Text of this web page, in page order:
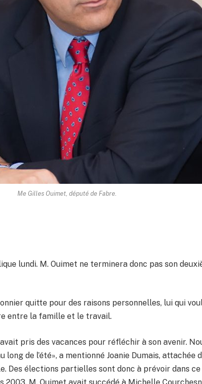
Me Gilles Ouimet, député de Fabre.
lundi. M. Ouimet ne terminera donc pas son
quitte pour des raisons personnelles, lui qui
entre la famille et le travail.
pris des vacances pour réfléchir à son avenir.
de l’été», a mentionné Joanie Dumais, attachée
Des élections partielles sont donc à prévoir dans